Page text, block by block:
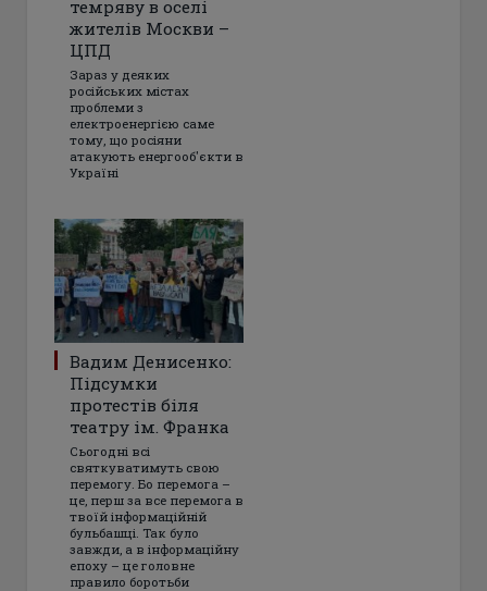
темряву в оселі
жителів Москви –
ЦПД
Зараз у деяких
російських містах
проблеми з
електроенергією саме
тому, що росіяни
атакують енергооб'єкти в
Україні
Вадим Денисенко:
Підсумки
протестів біля
театру ім. Франка
Сьогодні всі
святкуватимуть свою
перемогу. Бо перемога –
це, перш за все перемога в
твоїй інформаційній
бульбашці. Так було
завжди, а в інформаційну
епоху – це головне
правило боротьби